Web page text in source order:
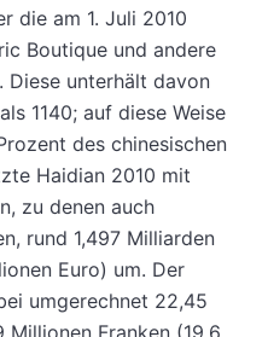
die am 1. Juli 2010
Boutique und andere
Diese unterhält davon
1140; auf diese Weise
des chinesischen
Haidian 2010 mit
zu denen auch
rund 1,497 Milliarden
Euro) um. Der
umgerechnet 22,45
Millionen Franken (19,6